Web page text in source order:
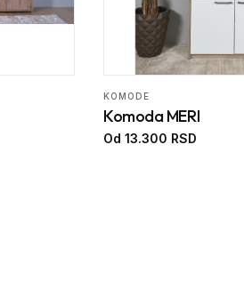
KOMODE
Komoda MERI
Od 13.300 RSD